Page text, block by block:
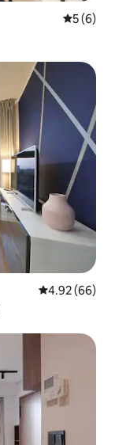
5 (6)
Ukadiriaji wa
4.92 (66)